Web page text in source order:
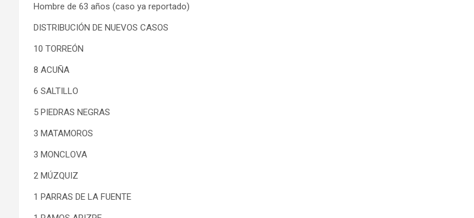
Hombre de 63 años (caso ya reportado)
DISTRIBUCIÓN DE NUEVOS CASOS
10 TORREÓN
8 ACUÑA
6 SALTILLO
5 PIEDRAS NEGRAS
3 MATAMOROS
3 MONCLOVA
2 MÚZQUIZ
1 PARRAS DE LA FUENTE